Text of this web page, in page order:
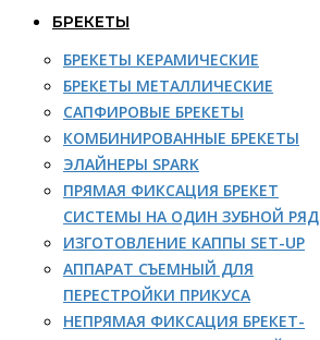
БРЕКЕТЫ
БРЕКЕТЫ КЕРАМИЧЕСКИЕ
БРЕКЕТЫ МЕТАЛЛИЧЕСКИЕ
САПФИРОВЫЕ БРЕКЕТЫ
КОМБИНИРОВАННЫЕ БРЕКЕТЫ
ЭЛАЙНЕРЫ SPARK
ПРЯМАЯ ФИКСАЦИЯ БРЕКЕТ
СИСТЕМЫ НА ОДИН ЗУБНОЙ РЯД
ИЗГОТОВЛЕНИЕ КАППЫ SET-UP
АППАРАТ СЪЕМНЫЙ ДЛЯ
ПЕРЕСТРОЙКИ ПРИКУСА
НЕПРЯМАЯ ФИКСАЦИЯ БРЕКЕТ-